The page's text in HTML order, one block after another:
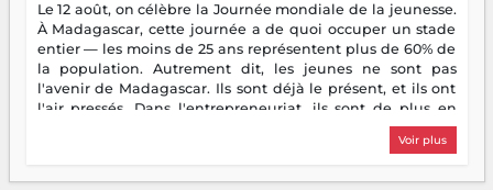
Le 12 août, on célèbre la Journée mondiale de la jeunesse.
À Madagascar, cette journée a de quoi occuper un stade
entier — les moins de 25 ans représentent plus de 60% de
la population. Autrement dit, les jeunes ne sont pas
l'avenir de Madagascar. Ils sont déjà le présent, et ils ont
l'air pressés. Dans l'entrepreneuriat, ils sont de plus en
plus nombreux à se lancer, à créer, à risquer — souvent
sans filet, souvent sans aide, mais toujours avec cette
Voir plus